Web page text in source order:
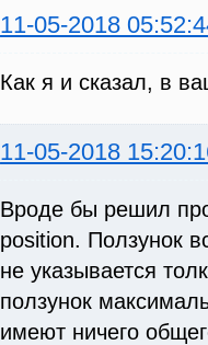
11-05-2018
Как я и сказал, в
11-05-2018
Вроде бы решил
position. Ползунок
не указывается
ползунок
имеют ничего